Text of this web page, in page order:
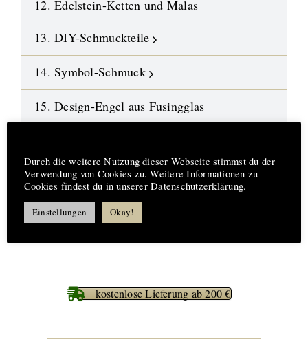
12. Edelstein-Ketten und Malas
13. DIY-Schmuckteile
14. Symbol-Schmuck
15. Design-Engel aus Fusingglas
17. Aufträge-Reparaturen
18. %%% Best Deals
kostenlose Lieferung ab 200 €
Durch die weitere Nutzung dieser Webseite stimmst du der
Verwendung von Cookies zu. Weitere Informationen zu
Cookies findest du in unserer Datenschutzerklärung.
Einstellungen Okay!